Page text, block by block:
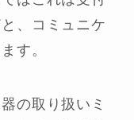
、コミュニケ
す。
の取り扱いミ